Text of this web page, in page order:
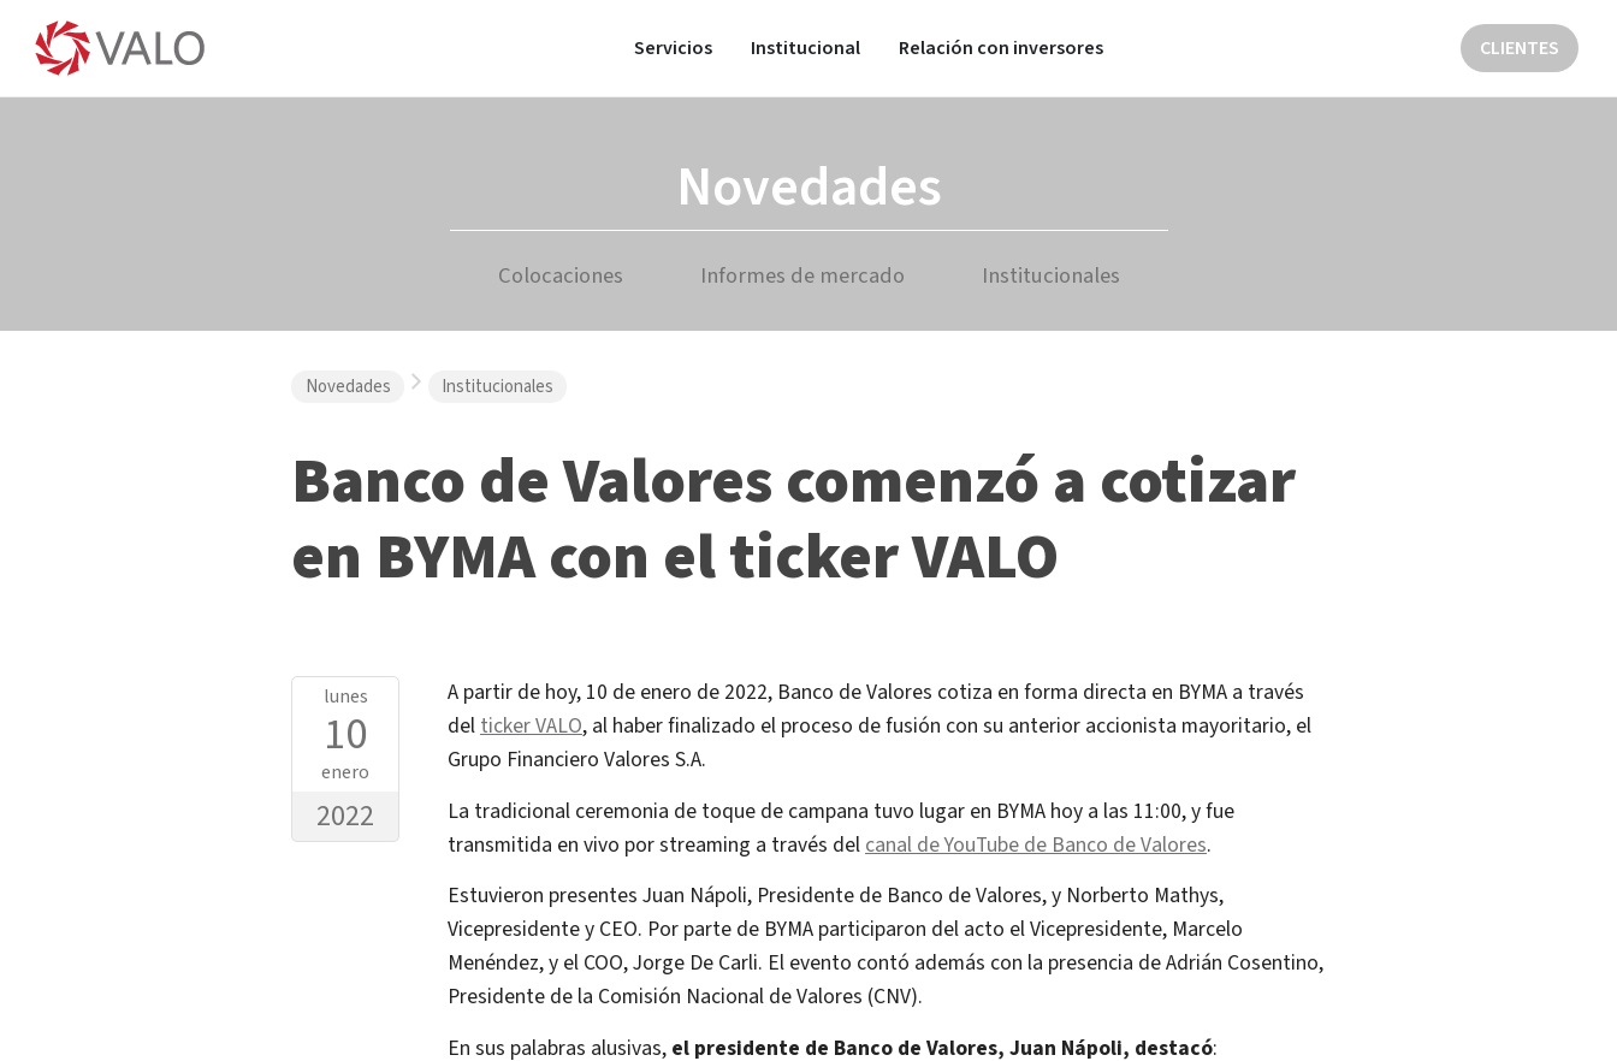
Servicios Institucional Relación con inversores CLIENTES
Novedades
Colocaciones Informes de mercado Institucionales
Novedades Institucionales
Banco de Valores comenzó a cotizar
en BYMA con el ticker VALO
lunes
10
enero
2022
A partir de hoy, 10 de enero de 2022, Banco de Valores cotiza en forma directa en BYMA a través
delticker VALO, al haber finalizado el proceso de fusión con su anterior accionista mayoritario, el
Grupo Financiero Valores S.A.
La tradicional ceremonia de toque de campana tuvo lugar en BYMA hoy a las 11:00, y fue
transmitida en vivo por streaming a través del canal de YouTube de Banco de Valores.
Estuvieron presentes Juan Nápoli, Presidente de Banco de Valores, y Norberto Mathys,
Vicepresidente y CEO. Por parte de BYMA participaron del acto el Vicepresidente, Marcelo
Menéndez, y el COO, Jorge De Carli. El evento contó además con la presencia de Adrián Cosentino,
Presidente de la Comisión Nacional de Valores (CNV).
En sus palabras alusivas, el presidente de Banco de Valores, Juan Nápoli, destacó: